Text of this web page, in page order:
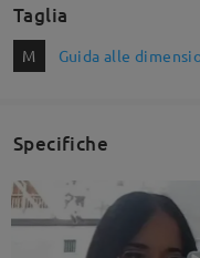
Taglia
M Guida alle
Specifiche